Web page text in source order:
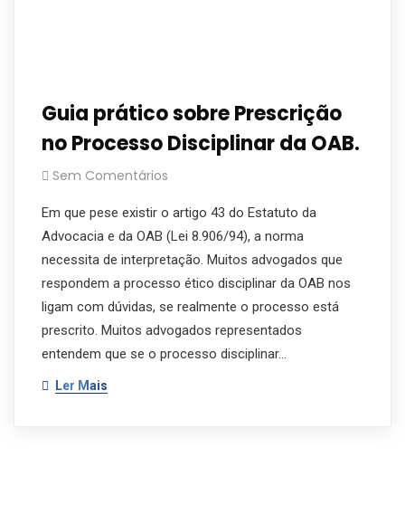
Guia prático sobre Prescrição
no Processo Disciplinar da OAB.
Sem Comentários
Em que pese existir o artigo 43 do Estatuto da
Advocacia e da OAB (Lei 8.906/94), a norma
necessita de interpretação. Muitos advogados que
respondem a processo ético disciplinar da OAB nos
ligam com dúvidas, se realmente o processo está
prescrito. Muitos advogados representados
entendem que se o processo disciplinar…
Ler Mais